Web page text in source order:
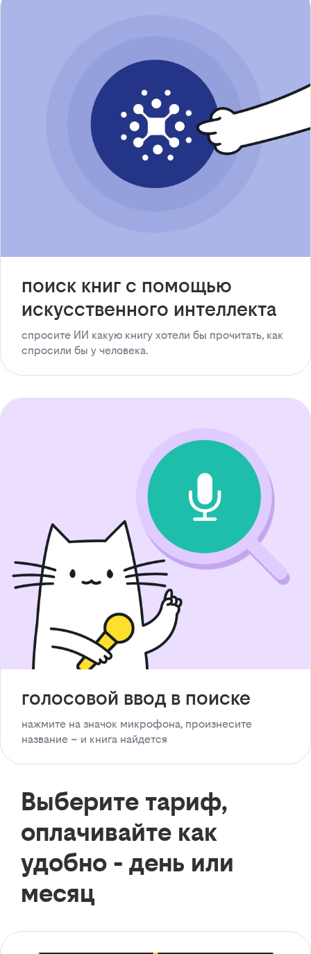
поиск книг с помощью
искусственного интеллекта
спросите ИИ какую книгу хотели бы прочитать, как
спросили бы у человека.
голосовой ввод в поиске
нажмите на значок микрофона, произнесите
название – и книга найдется
Выберите тариф,
оплачивайте как
удобно - день или
месяц